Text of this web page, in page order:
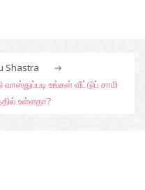
Shastra
உங்கள் வீட்டுப் சாமி
உள்ளதா?